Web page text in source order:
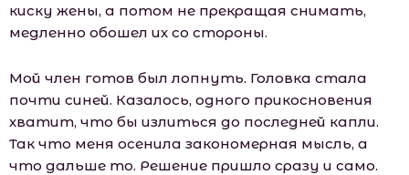
киску жены, а потом не прекращая снимать,
медленно обошел их со стороны.
Мой член готов был лопнуть. Головка стала
почти синей. Казалось, одного прикосновения
хватит, что бы излиться до последней капли.
Так что меня осенила закономерная мысль, а
что дальше то. Решение пришло сразу и само.